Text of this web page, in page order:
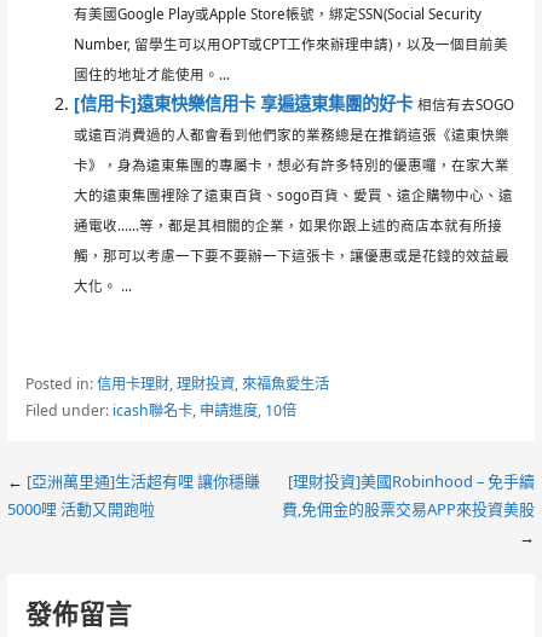
有美國Google Play或Apple Store帳號，綁定SSN(Social Security
Number, 留學生可以用OPT或CPT工作來辦理申請)，以及一個目前美
國住的地址才能使用。...
[信用卡]遠東快樂信用卡 享遍遠東集團的好卡 相信有去SOGO
或遠百消費過的人都會看到他們家的業務總是在推銷這張《遠東快樂
卡》，身為遠東集團的專屬卡，想必有許多特別的優惠囉，在家大業
大的遠東集團裡除了遠東百貨、sogo百貨、愛買、遠企購物中心、遠
通電收……等，都是其相關的企業，如果你跟上述的商店本就有所接
觸，那可以考慮一下要不要辦一下這張卡，讓優惠或是花錢的效益最
大化。 ...
Posted in:信用卡理財,理財投資,來福魚愛生活
Filed under: icash聯名卡, 申請進度, 10倍
Post
← [亞洲萬里通]生活超有哩 讓你穩賺
5000哩 活動又開跑啦
[理財投資]美國Robinhood – 免手續
費,免佣金的股票交易APP來投資美股
→
發佈留言